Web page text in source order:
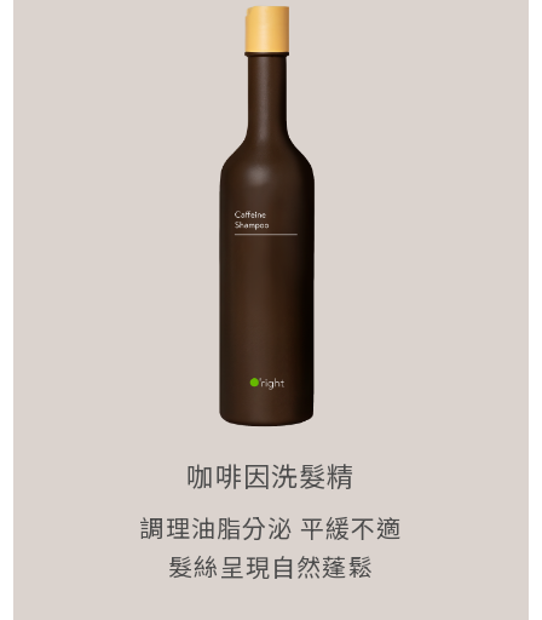
咖啡因洗髮精
調理油脂分泌 平緩不適
髮絲呈現自然蓬鬆